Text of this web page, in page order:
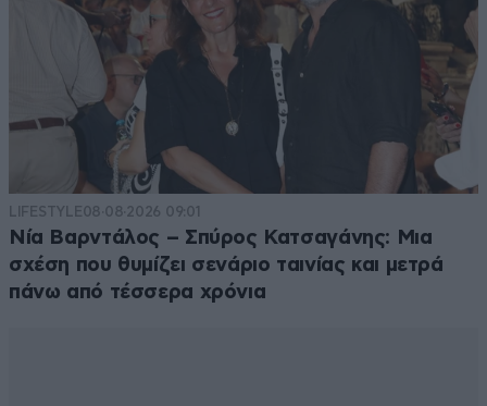
LIFESTYLE08·08·2026 09:01
Νία Βαρντάλος – Σπύρος Κατσαγάνης: Μια
σχέση που θυμίζει σενάριο ταινίας και μετρά
πάνω από τέσσερα χρόνια